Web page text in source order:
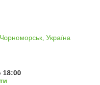
Україна
18:00